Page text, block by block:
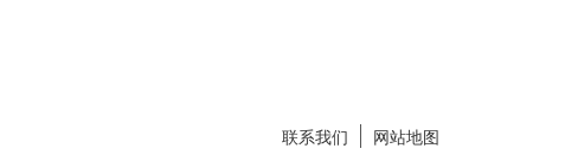
联系我们 网站地图